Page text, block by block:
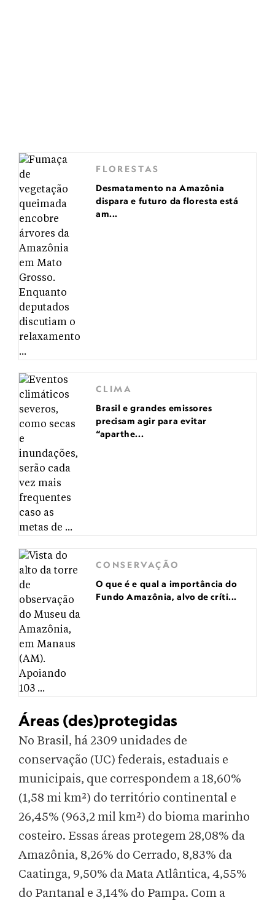
FLORESTAS
Desmatamento na Amazônia
dispara e futuro da floresta está
am...
CLIMA
Brasil e grandes emissores
precisam agir para evitar
“aparthe...
CONSERVAÇÃO
O que é e qual a importância do
Fundo Amazônia, alvo de críti...
Áreas (des)protegidas
No Brasil, há 2309 unidades de
conservação (UC) federais, estaduais e
municipais, que correspondem a 18,60%
(1,58 mi km²) do território continental e
26,45% (963,2 mil km²) do bioma marinho
costeiro. Essas áreas protegem 28,08% da
Amazônia, 8,26% do Cerrado, 8,83% da
Caatinga, 9,50% da Mata Atlântica, 4,55%
do Pantanal e 3,14% do Pampa. Com a